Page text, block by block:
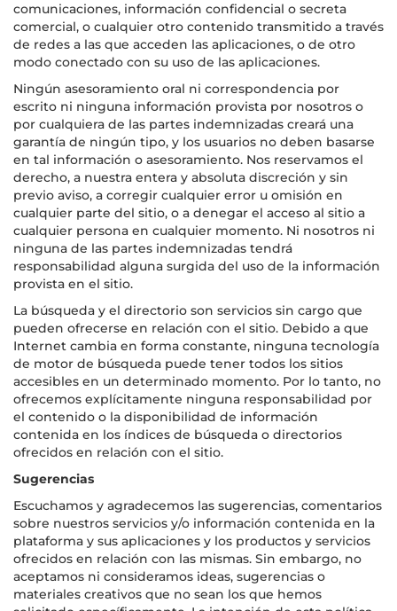
comunicaciones, información confidencial o secreta
comercial, o cualquier otro contenido transmitido a través
de redes a las que acceden las aplicaciones, o de otro
modo conectado con su uso de las aplicaciones.
Ningún asesoramiento oral ni correspondencia por
escrito ni ninguna información provista por nosotros o
por cualquiera de las partes indemnizadas creará una
garantía de ningún tipo, y los usuarios no deben basarse
en tal información o asesoramiento. Nos reservamos el
derecho, a nuestra entera y absoluta discreción y sin
previo aviso, a corregir cualquier error u omisión en
cualquier parte del sitio, o a denegar el acceso al sitio a
cualquier persona en cualquier momento. Ni nosotros ni
ninguna de las partes indemnizadas tendrá
responsabilidad alguna surgida del uso de la información
provista en el sitio.
La búsqueda y el directorio son servicios sin cargo que
pueden ofrecerse en relación con el sitio. Debido a que
Internet cambia en forma constante, ninguna tecnología
de motor de búsqueda puede tener todos los sitios
accesibles en un determinado momento. Por lo tanto, no
ofrecemos explícitamente ninguna responsabilidad por
el contenido o la disponibilidad de información
contenida en los índices de búsqueda o directorios
ofrecidos en relación con el sitio.
Sugerencias
Escuchamos y agradecemos las sugerencias, comentarios
sobre nuestros servicios y/o información contenida en la
plataforma y sus aplicaciones y los productos y servicios
ofrecidos en relación con las mismas. Sin embargo, no
aceptamos ni consideramos ideas, sugerencias o
materiales creativos que no sean los que hemos